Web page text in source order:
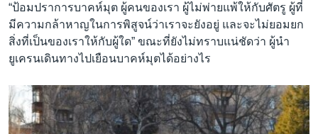
“ป้อมปราการบาคห์มุต ผู้คนของเรา ผู้ไม่พ่ายแพ้ให้กับศัตรู ผู้ที่
มีความกล้าหาญในการพิสูจน์ว่าเราจะยังอยู่ และจะไม่ยอมยก
สิ่งที่เป็นของเราให้กับผู้ใด” ขณะที่ยังไม่ทราบแน่ชัดว่า ผู้นำ
ยูเครนเดินทางไปเยือนบาคห์มุตได้อย่างไร